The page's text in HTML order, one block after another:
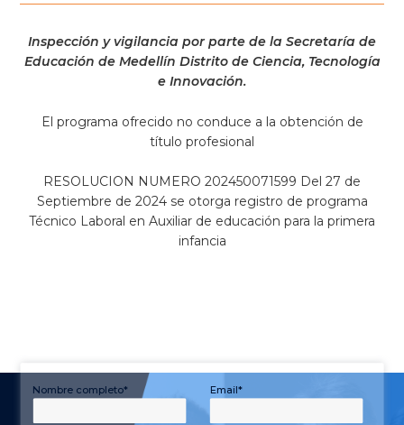
Inspección y vigilancia por parte de la Secretaría de
Educación de Medellín Distrito de Ciencia, Tecnología
e Innovación.
El programa ofrecido no conduce a la obtención de
título profesional
RESOLUCION NUMERO 202450071599 Del 27 de
Septiembre de 2024 se otorga registro de programa
Técnico Laboral en Auxiliar de educación para la primera
infancia
Nombre completo* Email*